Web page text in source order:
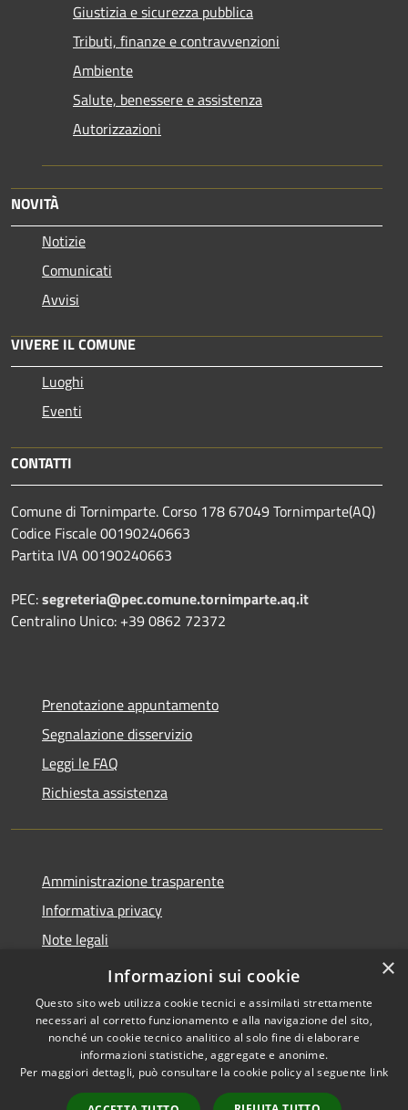
Giustizia e sicurezza pubblica
Tributi, finanze e contravvenzioni
Ambiente
Salute, benessere e assistenza
Autorizzazioni
NOVITÀ
Notizie
Comunicati
Avvisi
VIVERE IL COMUNE
Luoghi
Eventi
CONTATTI
Comune di Tornimparte. Corso 178 67049 Tornimparte(AQ)
Codice Fiscale 00190240663
Partita IVA 00190240663
PEC:segreteria@pec.comune.tornimparte.aq.it
Centralino Unico: +39 0862 72372
Prenotazione appuntamento
Segnalazione disservizio
Leggi le FAQ
Richiesta assistenza
Amministrazione trasparente
Informativa privacy
Note legali
Dichiarazione di accessibilità
Accessibilità
Copyright © 2026 • Comune di
Tornimparte • Powered by
Municipium• Accesso
×
Informazioni sui cookie
Questo sito web utilizza cookie tecnici e assimilati strettamente
necessari al corretto funzionamento e alla navigazione del sito,
nonché un cookie tecnico analitico al solo fine di elaborare
informazioni statistiche, aggregate e anonime.
Per maggiori dettagli, può consultare la cookie policy al seguente link